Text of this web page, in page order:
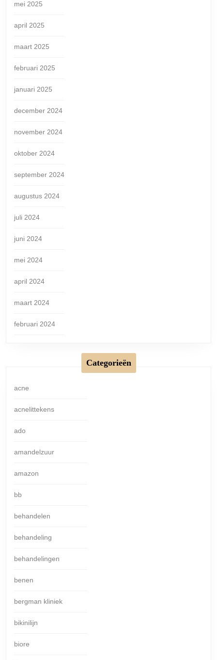
mei 2025
april 2025
maart 2025
februari 2025
januari 2025
december 2024
november 2024
oktober 2024
september 2024
augustus 2024
juli 2024
juni 2024
mei 2024
april 2024
maart 2024
februari 2024
Categorieën
acne
acnelittekens
ado
amandelzuur
amazon
bb
behandelen
behandeling
behandelingen
benen
bergman kliniek
bikinilijn
biore